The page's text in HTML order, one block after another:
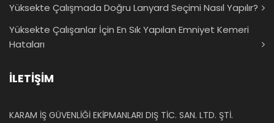
Yüksekte Çalışmada Doğru Lanyard Seçimi Nasıl Yapılır?
Yüksekte Çalışanlar İçin En Sık Yapılan Emniyet Kemeri
Hataları
İLETİŞİM
KARAM İŞ GÜVENLİĞİ EKİPMANLARI DIŞ TİC. SAN. LTD. ŞTİ.